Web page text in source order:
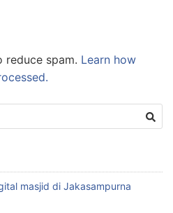
reduce spam. Learn how
masjid di Jakasampurna